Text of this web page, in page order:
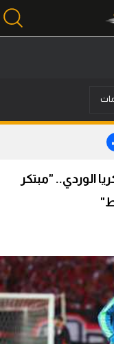
الوردي.. "مبتكر